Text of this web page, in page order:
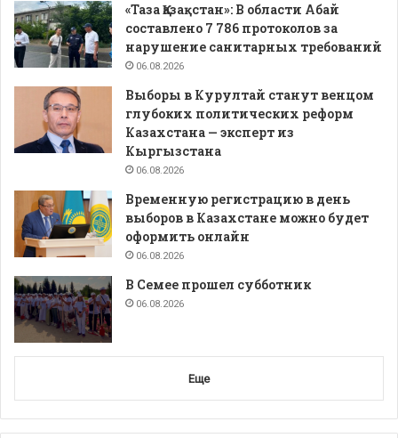
«Таза Қазақстан»: В области Абай
составлено 7 786 протоколов за
нарушение санитарных требований
06.08.2026
Выборы в Курултай станут венцом
глубоких политических реформ
Казахстана — эксперт из
Кыргызстана
06.08.2026
Временную регистрацию в день
выборов в Казахстане можно будет
оформить онлайн
06.08.2026
В Семее прошел субботник
06.08.2026
Еще